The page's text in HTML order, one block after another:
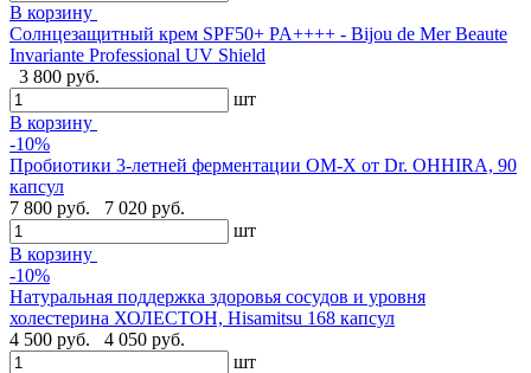
В корзину
Cолнцезащитный крем SPF50+ PA++++ - Bijou de Mer Beaute
Invariante Professional UV Shield
3 800 руб.
шт
В корзину
-10%
Пробиотики 3-летней ферментации OM-X от Dr. OHHIRA, 90
капсул
7 800 руб.
7 020 руб.
шт
В корзину
-10%
Натуральная поддержка здоровья сосудов и уровня
холестерина ХОЛЕСТОН, Hisamitsu 168 капсул
4 500 руб.
4 050 руб.
шт